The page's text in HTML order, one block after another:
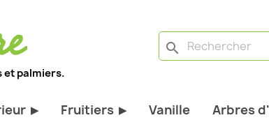
et palmiers.
search
▶ Fruitiers ▶ Vanille Arbres